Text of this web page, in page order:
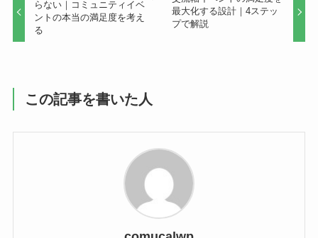
らない｜コミュニティイベ
ントの本当の満足度を考え
る
最大化する設計｜4ステッ
プで解説
この記事を書いた人